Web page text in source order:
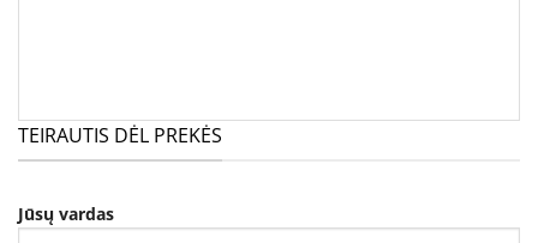
TEIRAUTIS DĖL PREKĖS
Jūsų vardas